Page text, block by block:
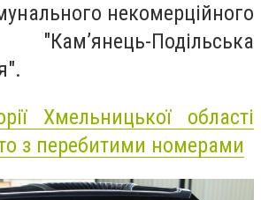
некомерційного
"Кам’янець-Подільська
Хмельницької області
з перебитими номерами